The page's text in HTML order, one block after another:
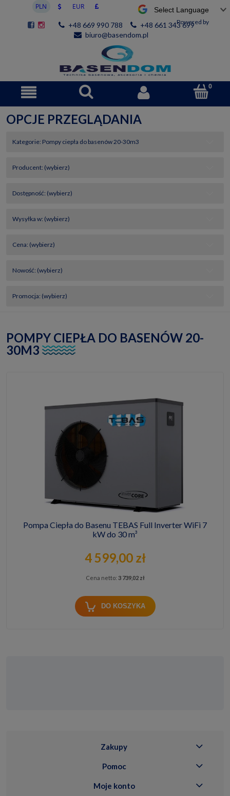
Powered by
+48 669 990 788
+48 661 343 699
biuro@basendom.pl
OPCJE PRZEGLĄDANIA
Kategorie: Pompy ciepła do basenów 20-30m3
Producent: (wybierz)
Dostępność: (wybierz)
Wysyłka w: (wybierz)
Cena: (wybierz)
Nowość: (wybierz)
Promocja: (wybierz)
POMPY CIEPŁA DO BASENÓW 20-
30M3
Pompa Ciepła do Basenu TEBAS Full Inverter WiFi 7
kW do 30 m³
4 599,00 zł
Cena netto: 3 739,02 zł
DO KOSZYKA
Zakupy
Pomoc
Moje konto